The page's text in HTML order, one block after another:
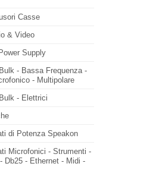
Casse
& Video
Supply
- Bassa Frequenza -
- Multipolare
- Elettrici
di Potenza Speakon
Microfonici - Strumenti -
Db25 - Ethernet - Midi -